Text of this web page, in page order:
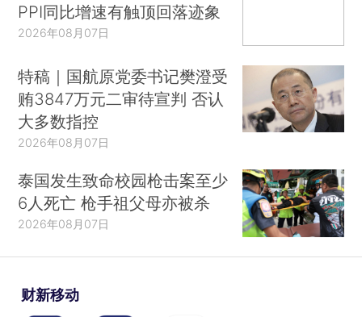
PPI同比增速有触顶回落迹象
2026年08月07日
特稿｜国航原党委书记樊澄受
贿3847万元二审待宣判 否认
大多数指控
2026年08月07日
泰国发生致命校园枪击案至少
6人死亡 枪手祖父母亦被杀
2026年08月07日
财新移动